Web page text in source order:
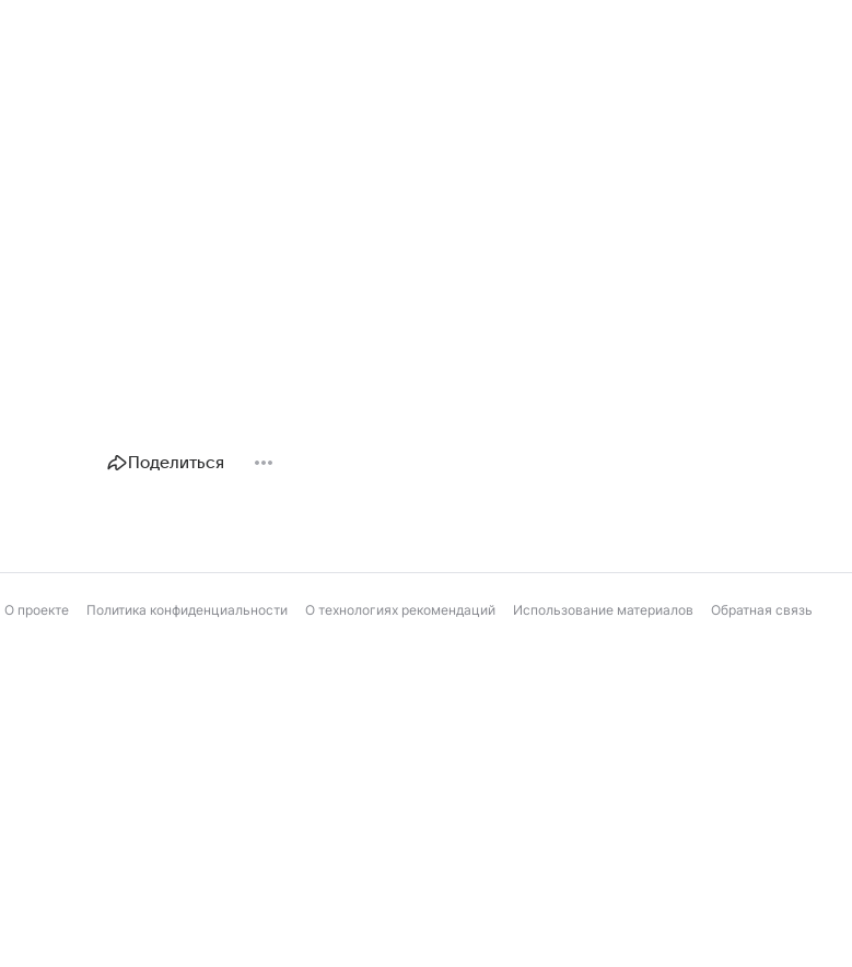
Поделиться
О проекте Политика конфиденциальности О технологиях рекомендаций Использование материалов Обратная связь